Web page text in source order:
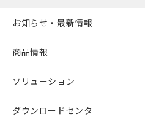
お知らせ・最新情報
商品情報
ソリューション
ダウンロードセンタ